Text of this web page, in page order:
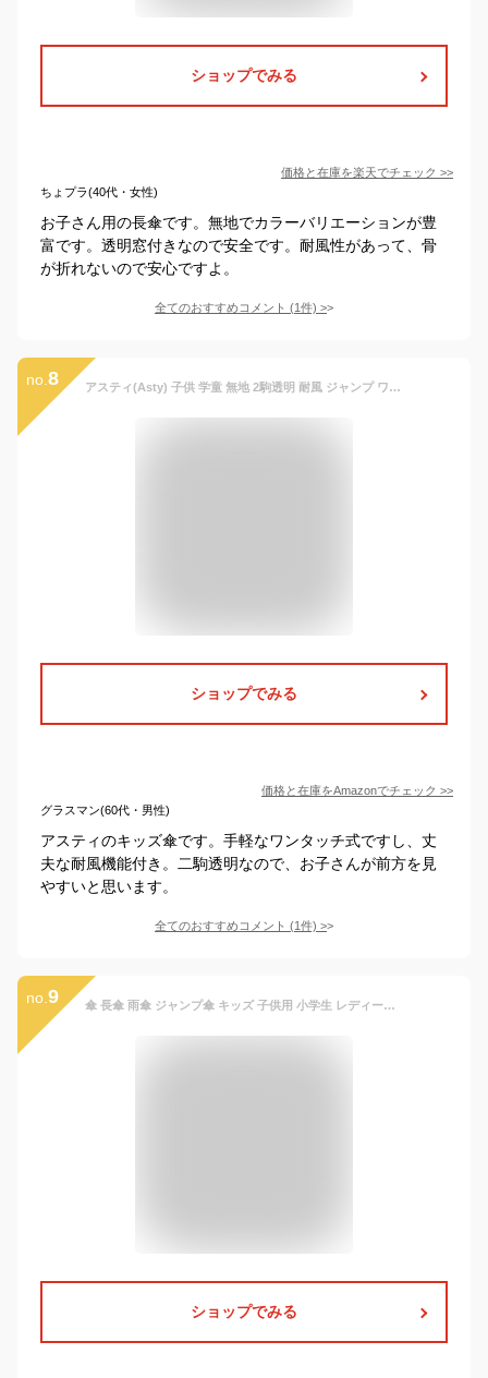
ショップでみる
価格と在庫を楽天でチェック >>
ちょプラ(40代・女性)
お子さん用の長傘です。無地でカラーバリエーションが豊
富です。透明窓付きなので安全です。耐風性があって、骨
が折れないので安心ですよ。
全てのおすすめコメント (1件) >
no. 8 アスティ(Asty) 子供 学童 無地 2駒透明 耐風 ジャンプ ワンタッチ 長傘 ネイビー 55cm×8R ASS09JP55
ショップでみる
価格と在庫をAmazonでチェック >>
グラスマン(60代・男性)
アスティのキッズ傘です。手軽なワンタッチ式ですし、丈
夫な耐風機能付き。二駒透明なので、お子さんが前方を見
やすいと思います。
全てのおすすめコメント (1件) >
no. 9 傘 長傘 雨傘 ジャンプ傘 キッズ 子供用 小学生 レディース 黄色 紺色 男の子 女の子 55cm 60cm 強力反射プリント 星 シンプル 小学校高学年 大人 ジュニア 子ども 子供 こども 耐風仕様 窓付き 55センチ 60センチ
ショップでみる